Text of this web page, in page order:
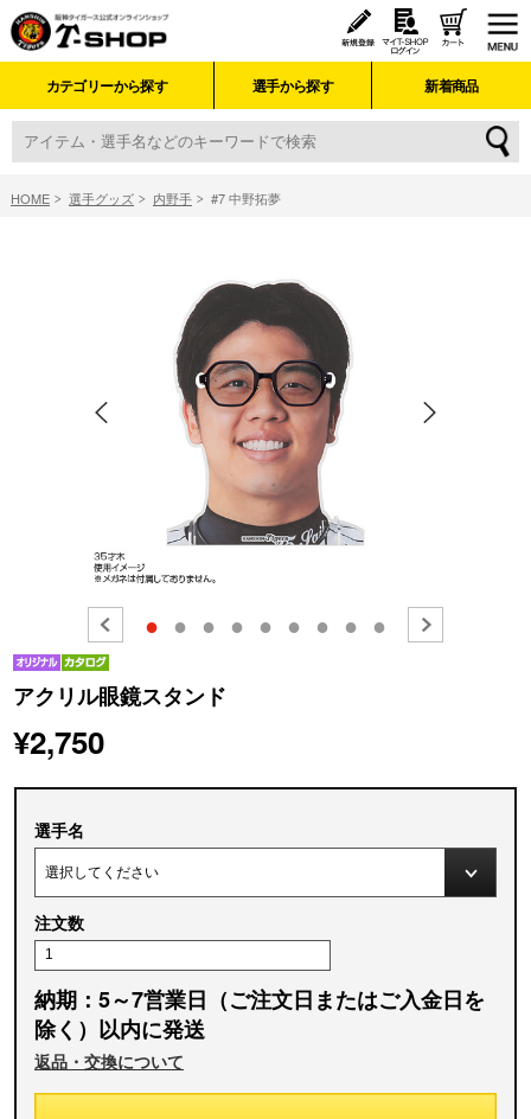
カテゴリーから探す 選手から探す 新着商品
HOME 選手グッズ 内野手 #7 中野拓夢
● ● ● ● ● ● ● ● ●
アクリル眼鏡スタンド
¥2,750
選手名
注文数
納期：5～7営業日（ご注文日またはご入金日を
除く）以内に発送
返品・交換について